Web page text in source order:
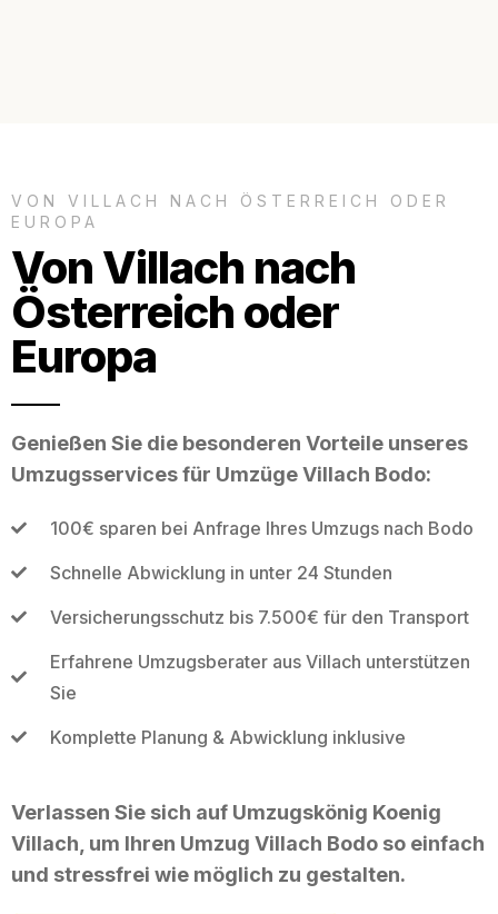
VON VILLACH NACH ÖSTERREICH ODER
EUROPA
Von Villach nach
Österreich oder
Europa
Genießen Sie die besonderen Vorteile unseres
Umzugsservices für Umzüge Villach Bodo:
100€ sparen bei Anfrage Ihres Umzugs nach Bodo
Schnelle Abwicklung in unter 24 Stunden
Versicherungsschutz bis 7.500€ für den Transport
Erfahrene Umzugsberater aus Villach unterstützen
Sie
Komplette Planung & Abwicklung inklusive
Verlassen Sie sich auf Umzugskönig Koenig
Villach, um Ihren Umzug Villach Bodo so einfach
und stressfrei wie möglich zu gestalten.